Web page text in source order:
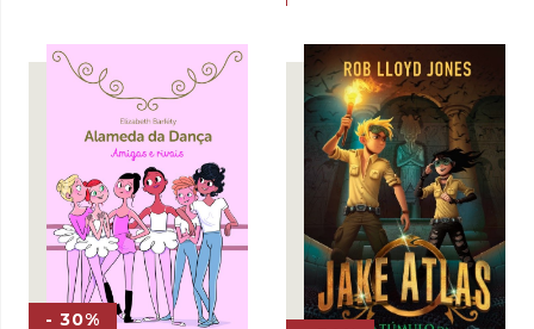
11,30 €.7,91 €.
- 30%